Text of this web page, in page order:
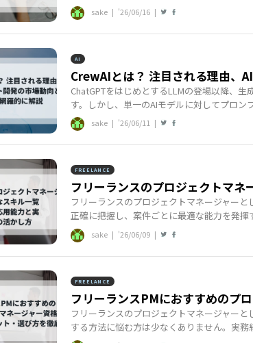
sake | '26/06/16 |
AI
CrewAIとは？ 注目される理由、
ChatGPTをはじめとするLLMの登場以降、
す。しかし、単一のAIモデルに対してプロ
sake | '26/06/11 |
FREELANCE
フリーランスのプロジェクトマネ
フリーランスのプロジェクトマネージャー
正確に把握し、案件ごとに最適な能力を発
sake | '26/06/09 |
FREELANCE
フリーランスPMにおすすめのプ
フリーランスのプロジェクトマネージャー
する方法に悩む方は少なくありません。実